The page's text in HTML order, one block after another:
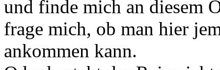
und finde mich an diesem
frage mich, ob man hier
ankommen kann.